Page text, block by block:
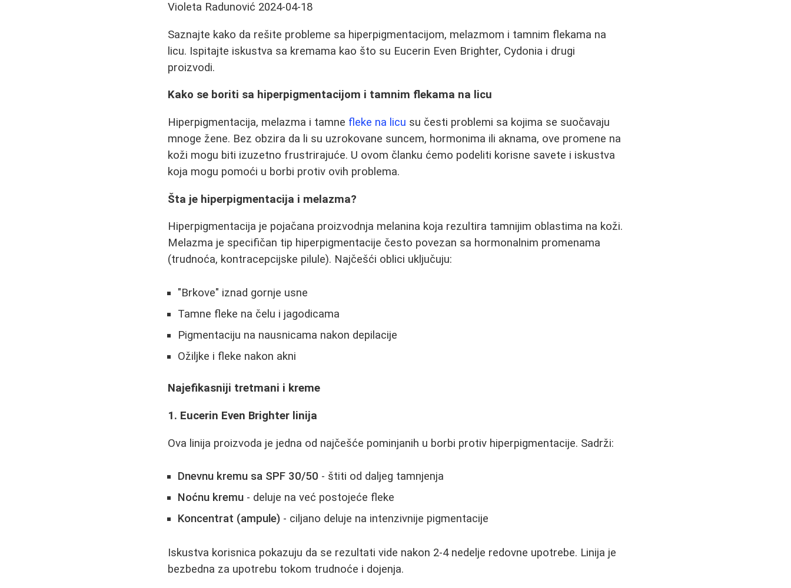
Violeta Radunović 2024-04-18
Saznajte kako da rešite probleme sa hiperpigmentacijom, melazmom i tamnim flekama na
licu. Ispitajte iskustva sa kremama kao što su Eucerin Even Brighter, Cydonia i drugi
proizvodi.
Kako se boriti sa hiperpigmentacijom i tamnim flekama na licu
Hiperpigmentacija, melazma i tamne fleke na licu su česti problemi sa kojima se suočavaju
mnoge žene. Bez obzira da li su uzrokovane suncem, hormonima ili aknama, ove promene na
koži mogu biti izuzetno frustrirajuće. U ovom članku ćemo podeliti korisne savete i iskustva
koja mogu pomoći u borbi protiv ovih problema.
Šta je hiperpigmentacija i melazma?
Hiperpigmentacija je pojačana proizvodnja melanina koja rezultira tamnijim oblastima na koži.
Melazma je specifičan tip hiperpigmentacije često povezan sa hormonalnim promenama
(trudnoća, kontracepcijske pilule). Najčešći oblici uključuju:
"Brkove" iznad gornje usne
Tamne fleke na čelu i jagodicama
Pigmentaciju na nausnicama nakon depilacije
Ožiljke i fleke nakon akni
Najefikasniji tretmani i kreme
1. Eucerin Even Brighter linija
Ova linija proizvoda je jedna od najčešće pominjanih u borbi protiv hiperpigmentacije. Sadrži:
Dnevnu kremu sa SPF 30/50 - štiti od daljeg tamnjenja
Noćnu kremu - deluje na već postojeće fleke
Koncentrat (ampule) - ciljano deluje na intenzivnije pigmentacije
Iskustva korisnica pokazuju da se rezultati vide nakon 2-4 nedelje redovne upotrebe. Linija je
bezbedna za upotrebu tokom trudnoće i dojenja.